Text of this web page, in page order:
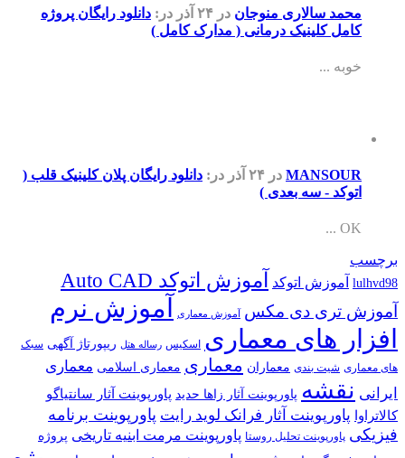
محمد سالاری منوجان در ۲۴ آذر در: دانلود رایگان پروژه
کامل کلینیک درمانی ( مدارک کامل )
خوبه ...
MANSOUR در ۲۴ آذر در: دانلود رایگان پلان کلینیک قلب (
اتوکد - سه بعدی )
OK ...
برچسب
lulhvd98 آموزش اتوکد آموزش اتوکد Auto CAD
آموزش تری دی مکس آموزش معماری
آموزش نرم
افزار های معماری اسکیس رساله هتل ریپورتاژ آگهی سبک
های معماری شیت بندی معماران معماری معماری اسلامی معماری
ایرانی نقشه پاورپوینت آثار زاها حدید پاورپوینت آثار سانتیاگو
کالاتراوا پاورپوینت آثار فرانک لوید رایت پاورپوینت برنامه
فیزیکی پاورپوینت تحلیل روستا پاورپوینت مرمت ابنیه تاریخی پروژه